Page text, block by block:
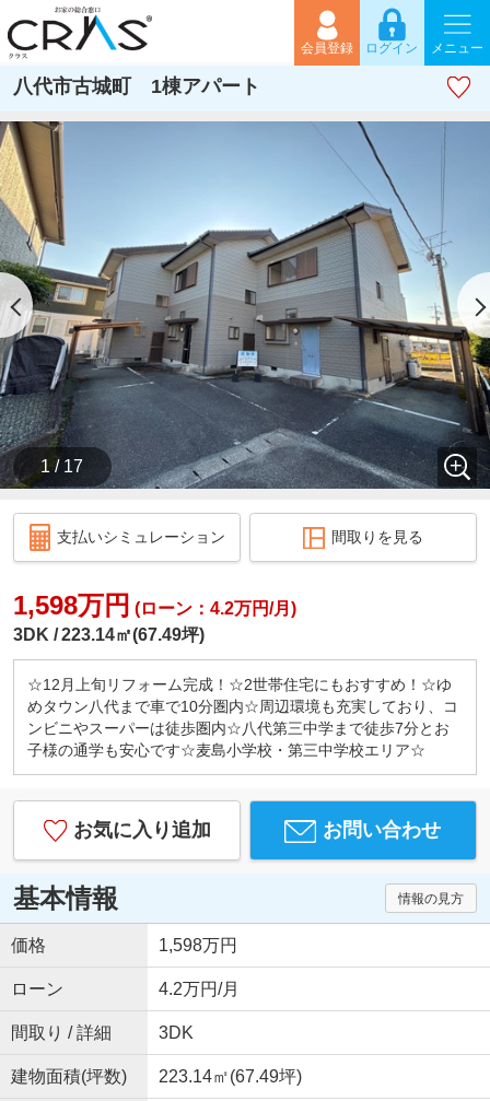
会員登録 ログイン メニュー
八代市古城町 1棟アパート
1 / 17
支払いシミュレーション 間取りを見る
1,598万円 (ローン：4.2万円/月)
3DK
223.14㎡(67.49坪)
☆12月上旬リフォーム完成！☆2世帯住宅にもおすすめ！☆ゆ
めタウン八代まで車で10分圏内☆周辺環境も充実しており、コ
ンビニやスーパーは徒歩圏内☆八代第三中学まで徒歩7分とお
子様の通学も安心です☆麦島小学校・第三中学校エリア☆
お気に入り追加 お問い合わせ
基本情報 情報の見方
価格 1,598万円
ローン 4.2万円/月
間取り / 詳細 3DK
建物面積(坪数) 223.14㎡(67.49坪)